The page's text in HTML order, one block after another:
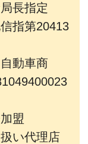
局長指定
指第20413
動車商
盟
い代理店